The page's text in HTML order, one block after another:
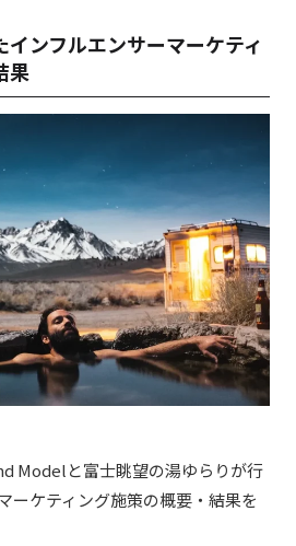
ンフルエンサーマーケティ
果
Modelと富士眺望の湯ゆらりが行
ーケティング施策の概要・結果を